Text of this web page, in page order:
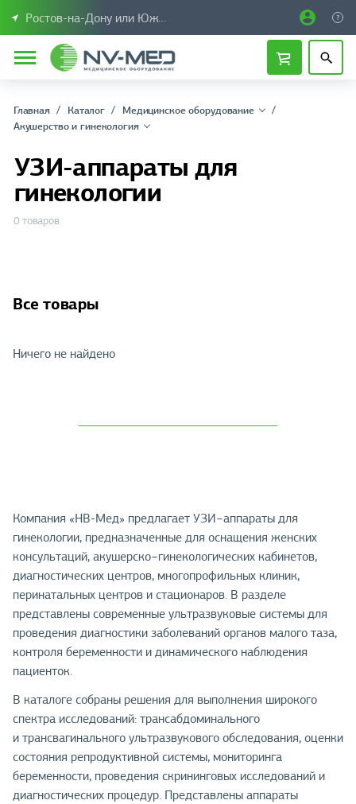
Ростов-на-Дону или Южный Федеральный округ
Главная Каталог
Медицинское оборудование
Акушерство и гинекология
УЗИ-аппараты для
гинекологии
0 товаров
Все товары
Ничего не найдено
Компания «НВ-Мед» предлагает УЗИ−аппараты для
гинекологии, предназначенные для оснащения женских
консультаций, акушерско−гинекологических кабинетов,
диагностических центров, многопрофильных клиник,
перинатальных центров и стационаров. В разделе
представлены современные ультразвуковые системы для
проведения диагностики заболеваний органов малого таза,
контроля беременности и динамического наблюдения
пациенток.
В каталоге собраны решения для выполнения широкого
спектра исследований: трансабдоминального
и трансвагинального ультразвукового обследования, оценки
состояния репродуктивной системы, мониторинга
беременности, проведения скрининговых исследований и
диагностических процедур. Представлены аппараты